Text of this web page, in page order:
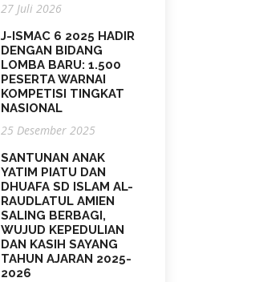
27 Juli 2026
J-ISMAC 6 2025 HADIR
DENGAN BIDANG
LOMBA BARU: 1.500
PESERTA WARNAI
KOMPETISI TINGKAT
NASIONAL
25 Desember 2025
SANTUNAN ANAK
YATIM PIATU DAN
DHUAFA SD ISLAM AL-
RAUDLATUL AMIEN
SALING BERBAGI,
WUJUD KEPEDULIAN
DAN KASIH SAYANG
TAHUN AJARAN 2025-
2026